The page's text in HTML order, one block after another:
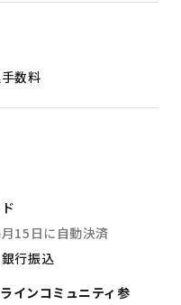
数料
15日に自動決済
行振込
インコミュニティ参